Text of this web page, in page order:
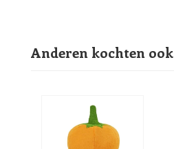
Anderen kochten ook